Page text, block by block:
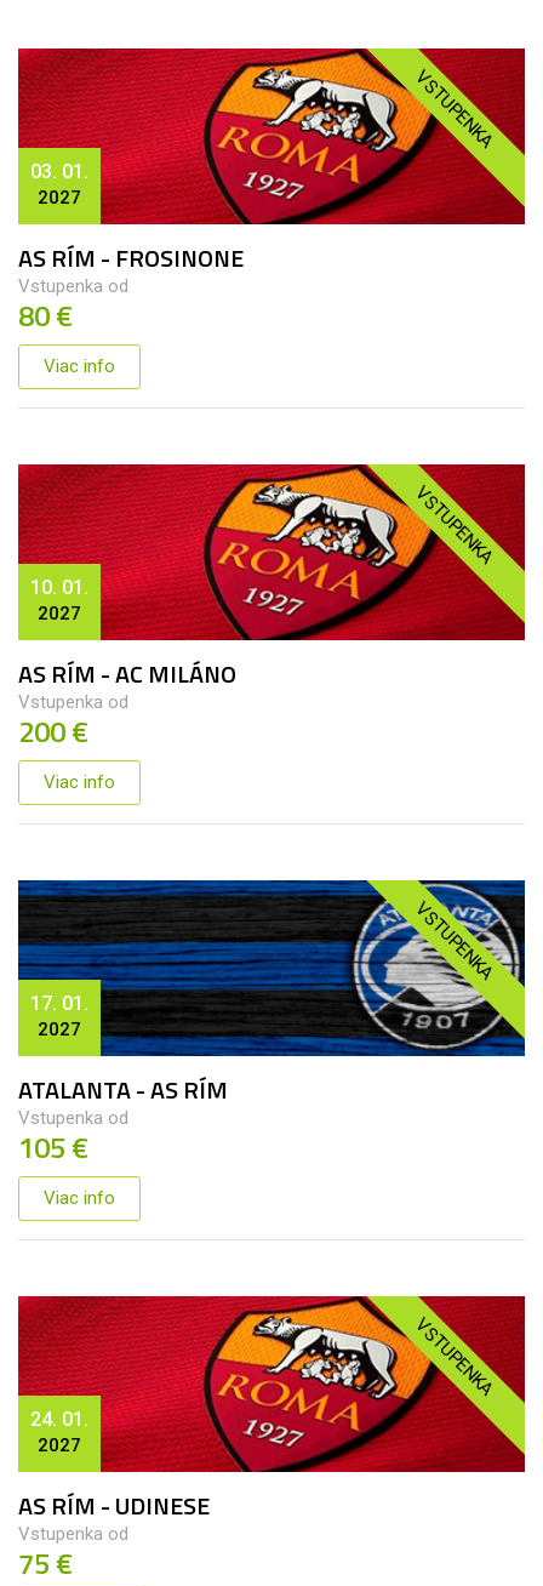
VSTUPENKA
03. 01.
2027
AS RÍM - FROSINONE
Vstupenka od
80 €
Viac info
VSTUPENKA
10. 01.
2027
AS RÍM - AC MILÁNO
Vstupenka od
200 €
Viac info
VSTUPENKA
17. 01.
2027
ATALANTA - AS RÍM
Vstupenka od
105 €
Viac info
VSTUPENKA
24. 01.
2027
AS RÍM - UDINESE
Vstupenka od
75 €